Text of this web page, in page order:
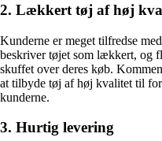
2. Lækkert tøj af høj
Kunderne er meget tilfredse
beskriver tøjet som lækkert, og
skuffet over deres køb.
at tilbyde tøj af høj kvalitet til
kunderne.
3. Hurtig levering